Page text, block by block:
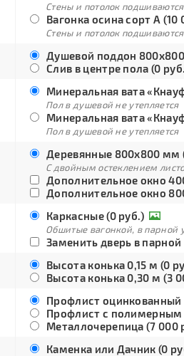
Стены и потолок
Вагонка осина сорт А (10
Стены и потолок
Душевой поддон
Слив в центре пола (0
Минеральная вата
Пол в душевой не утепляется
Минеральная вата
Пол в душевой не утепляется
Деревянные 800х800 мм
С двойным остеклением
Дополнительное окно
Дополнительное окно
Каркасные (0 руб.)
Обшитые вагонкой, в парной
Заменить дверь в
Высота конька 0,15 м (0
Высота конька 0,30 м (3
Профлист оцинкованный
Профлист с
Металлочерепица (7 000
Каменка или Дачник (0